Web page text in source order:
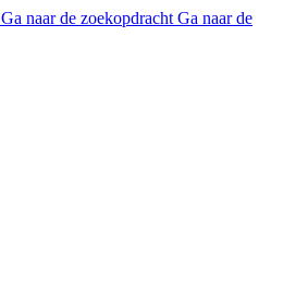
Ga naar de zoekopdracht Ga naar de